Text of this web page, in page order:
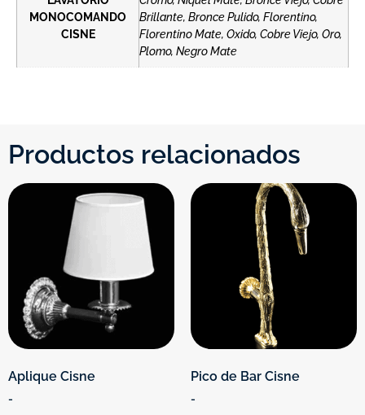
MONOCOMANDO
CISNE
Brillante, Bronce Pulido, Florentino,
Florentino Mate, Oxido, Cobre Viejo, Oro,
Plomo, Negro Mate
Productos relacionados
Aplique Cisne
-
Pico de Bar Cisne
-